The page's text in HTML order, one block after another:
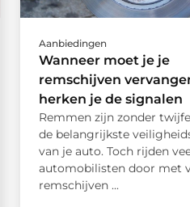
Aanbiedingen
Wanneer moet je je
remschijven
herken je de signalen
Remmen zijn zonder
de belangrijkste
van je auto. Toch rijden
automobilisten door met
remschijven ...